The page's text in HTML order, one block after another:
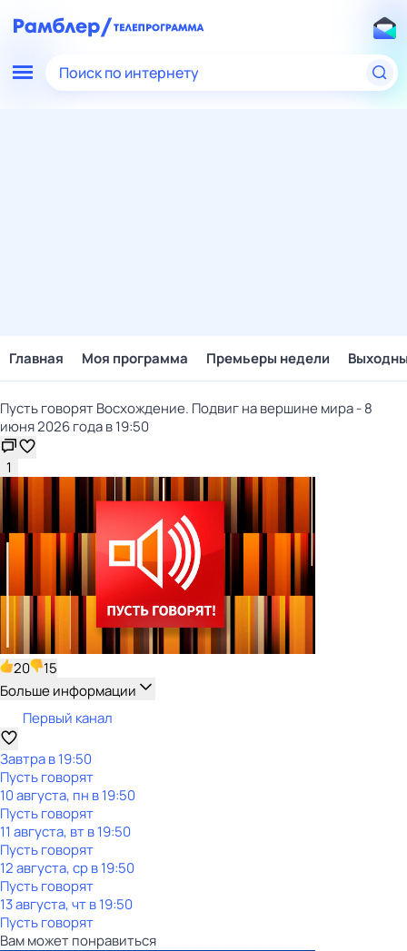
Поиск по интернету
Главная Моя программа Премьеры недели
Пусть говорят Восхождение. Подвиг на вершине мира - 8
июня 2026 года в 19:50
1
20
15
Больше информации
Первый канал
Завтра в 19:50
Пусть говорят
10 августа, пн в 19:50
Пусть говорят
11 августа, вт в 19:50
Пусть говорят
12 августа, ср в 19:50
Пусть говорят
13 августа, чт в 19:50
Пусть говорят
Вам может понравиться